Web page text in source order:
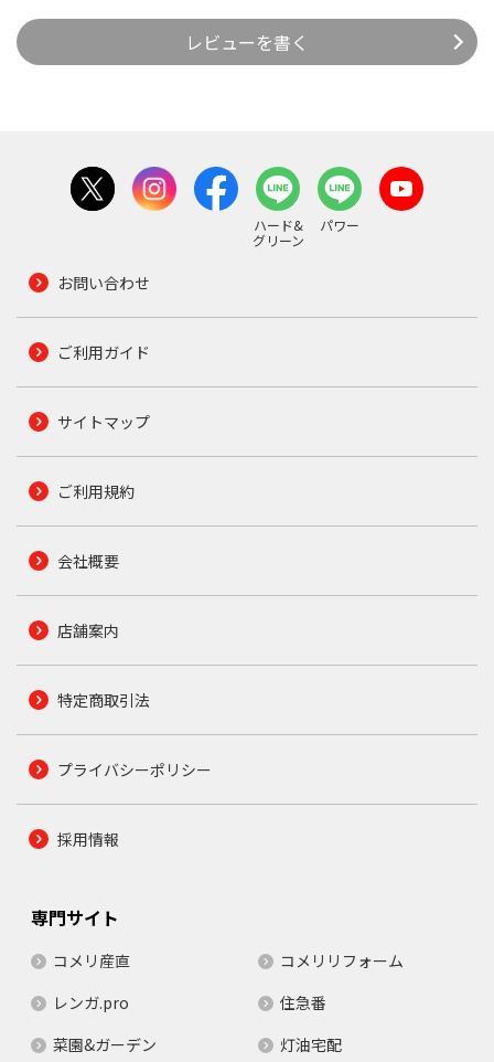
レビューを書く
ハード&
グリーン
パワー
お問い合わせ
ご利用ガイド
サイトマップ
ご利用規約
会社概要
店舗案内
特定商取引法
プライバシーポリシー
採用情報
専門サイト
コメリ産直
コメリリフォーム
レンガ.pro
住急番
菜園&ガーデン
灯油宅配